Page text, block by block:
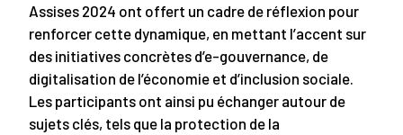
Assises 2024 ont offert un cadre de réflexion pour
renforcer cette dynamique, en mettant l’accent sur
des initiatives concrètes d’e-gouvernance, de
digitalisation de l’économie et d’inclusion sociale.
Les participants ont ainsi pu échanger autour de
sujets clés, tels que la protection de la